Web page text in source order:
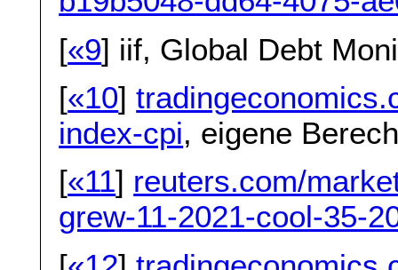
[«9] iif, Global Debt
[«10]
index-cpi, eigene
[«11] reuters.com/
grew-11-2021-cool-35-